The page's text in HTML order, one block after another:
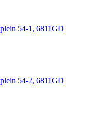
54-1, 6811GD
54-2, 6811GD